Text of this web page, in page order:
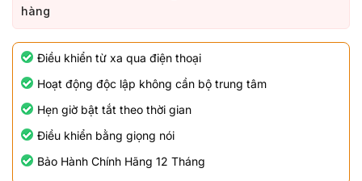
hàng
Điều khiển từ xa qua điện thoại
Hoạt động độc lập không cần bộ trung tâm
Hẹn giờ bật tắt theo thời gian
Điều khiển bằng giọng nói
Bảo Hành Chính Hãng 12 Tháng